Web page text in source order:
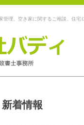
理、空き家に関するご相談、住宅
新着情報